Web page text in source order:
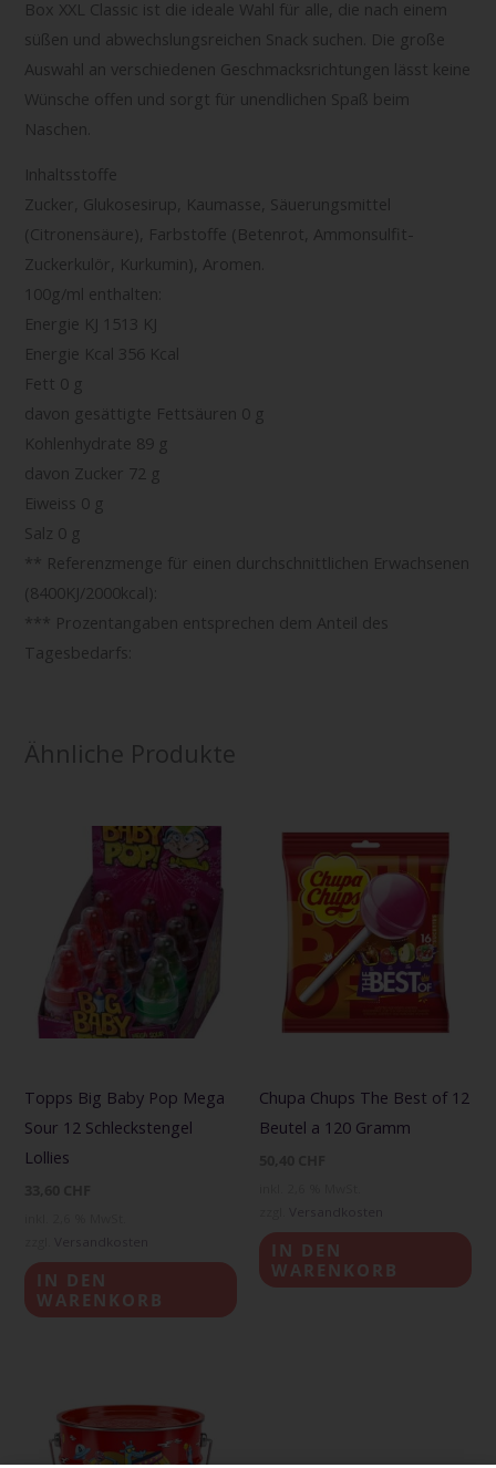
Box XXL Classic ist die ideale Wahl für alle, die nach einem
süßen und abwechslungsreichen Snack suchen. Die große
Auswahl an verschiedenen Geschmacksrichtungen lässt keine
Wünsche offen und sorgt für unendlichen Spaß beim
Naschen.
Inhaltsstoffe
Zucker, Glukosesirup, Kaumasse, Säuerungsmittel
(Citronensäure), Farbstoffe (Betenrot, Ammonsulfit-
Zuckerkulör, Kurkumin), Aromen.
100g/ml enthalten:
Energie KJ 1513 KJ
Energie Kcal 356 Kcal
Fett 0 g
davon gesättigte Fettsäuren 0 g
Kohlenhydrate 89 g
davon Zucker 72 g
Eiweiss 0 g
Salz 0 g
** Referenzmenge für einen durchschnittlichen Erwachsenen
(8400KJ/2000kcal):
*** Prozentangaben entsprechen dem Anteil des
Tagesbedarfs:
Ähnliche Produkte
Topps Big Baby Pop Mega
Sour 12 Schleckstengel
Lollies
IN DEN
WARENKORB
Chupa Chups The Best of 12
Beutel a 120 Gramm
IN DEN
WARENKORB